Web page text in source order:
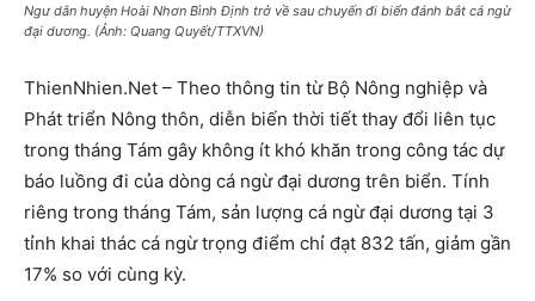
Ngư dân huyện Hoài Nhơn Bình Định trở về sau chuyến đi biển đánh bắt cá ngừ
đại dương. (Ảnh: Quang Quyết/TTXVN)
ThienNhien.Net – Theo thông tin từ Bộ Nông nghiệp và
Phát triển Nông thôn, diễn biến thời tiết thay đổi liên tục
trong tháng Tám gây không ít khó khăn trong công tác dự
báo luồng đi của dòng cá ngừ đại dương trên biển. Tính
riêng trong tháng Tám, sản lượng cá ngừ đại dương tại 3
tỉnh khai thác cá ngừ trọng điểm chỉ đạt 832 tấn, giảm gần
17% so với cùng kỳ.